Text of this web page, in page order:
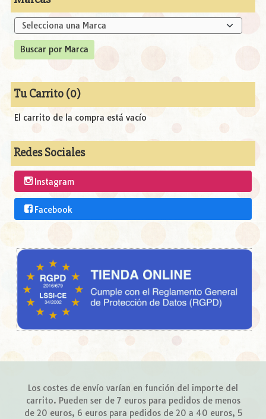
Tu Carrito (0)
El carrito de la compra está vacío
Redes Sociales
Instagram
Facebook
Los costes de envío varían en función del importe del
carrito. Pueden ser de 7 euros para pedidos de menos
de 20 euros, 6 euros para pedidos de 20 a 40 euros, 5